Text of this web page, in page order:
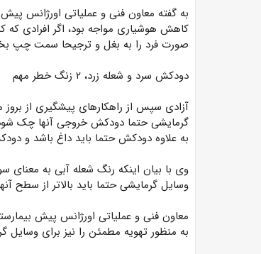
به گفته معاون فنی و عملیاتی اورژانس
کاهش هوشیاری مواجه بود، اگر افرادی که
صورت فرد را به بغل و ترجیحا سمت چپ
دودکش سرد و شعله زرد، ۲ زنگ خطر مهم
آزادی سپس از راهکارهای پیشگیری از
گرمایشی حتما دودکش خروجی آنها چک شود
به علاوه دودکش حتما باید داغ باشد و
وی با بیان اینکه رنگ شعله آبی به
وسایل گرمایشی حتما باید بالاتر از سطح
معاون فنی و عملیاتی اورژانس پیش
به منظور تهویه مطمئن را نیز برای وسایل